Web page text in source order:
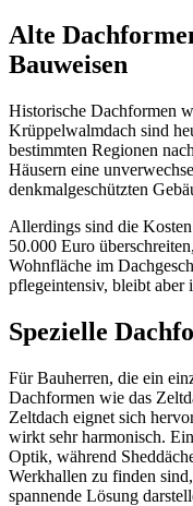
Alte
Bauweisen
Historische Dachformen
Krüppelwalmdach sind
bestimmten Regionen
Häusern eine
denkmalgeschützten
Allerdings sind die
50.000 Euro
Wohnfläche im
pflegeintensiv, bleibt aber
Spezielle
Für Bauherren, die ein
Dachformen wie das
Zeltdach eignet sich
wirkt sehr harmonisch.
Optik, während
Werkhallen zu finden
spannende Lösung